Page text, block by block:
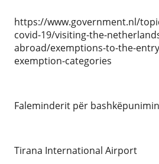
https://www.government.nl/
covid-19/visiting-the-
abroad/exemptions-to-the-
exemption-categories
Faleminderit për
Tirana International Airport